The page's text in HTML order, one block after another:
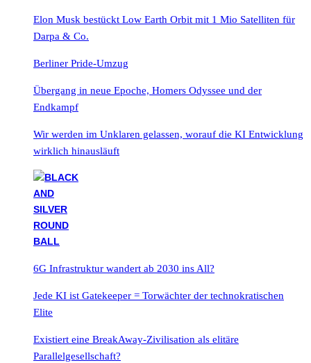
Elon Musk bestückt Low Earth Orbit mit 1 Mio Satelliten für
Darpa & Co.
Berliner Pride-Umzug
Übergang in neue Epoche, Homers Odyssee und der
Endkampf
Wir werden im Unklaren gelassen, worauf die KI Entwicklung
wirklich hinausläuft
6G Infrastruktur wandert ab 2030 ins All?
Jede KI ist Gatekeeper = Torwächter der technokratischen
Elite
Existiert eine BreakAway-Zivilisation als elitäre
Parallelgesellschaft?